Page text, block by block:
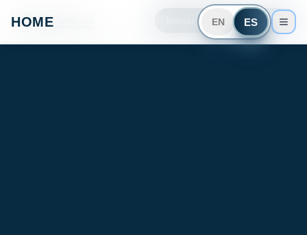
HOME EN ES
Iniciar Demo MDGeniusAI